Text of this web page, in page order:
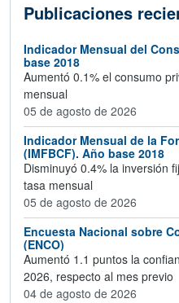
Publicaciones
Indicador Mensual del
base 2018
Aumentó 0.1% el consumo
mensual
05 de agosto de 2026
Indicador Mensual de la
(IMFBCF). Año base 2018
Disminuyó 0.4% la inversión
tasa mensual
05 de agosto de 2026
Encuesta Nacional sobre
(ENCO)
Aumentó 1.1 puntos la
2026, respecto al mes previo
04 de agosto de 2026